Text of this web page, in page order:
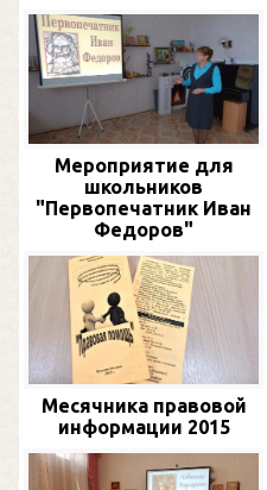
Мероприятие для
школьников
"Первопечатник Иван
Федоров"
Месячника правовой
информации 2015